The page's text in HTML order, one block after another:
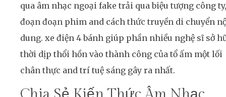
qua âm nhạc ngoại fake trải qua biệu tượng công ty,
đoạn đoạn phim and cách thức truyền di chuyển
dung. xe điện 4 bánh giúp phần nhiều nghệ sĩ sở
thời dịp thổi hồn vào thành công của tổ ấm một lối
chân thực and trí tuệ sáng gây ra nhất.